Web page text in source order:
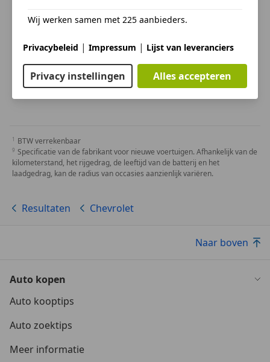
BTW verrekenbaar
Specificatie van de fabrikant voor nieuwe voertuigen. Afhankelijk van de
kilometerstand, het rijgedrag, de leeftijd van de batterij en het
laadgedrag, kan de radius van occasies aanzienlijk variëren.
Resultaten Chevrolet
Naar boven
Auto kopen
Auto kooptips
Auto zoektips
Meer informatie
Wij werken samen met 225 aanbieders.
Privacybeleid | Impressum | Lijst van leveranciers
Privacy instellingen Alles accepteren